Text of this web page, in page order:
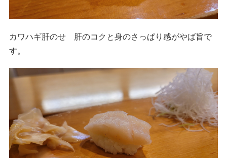
カワハギ肝のせ 肝のコクと身のさっぱり感がやば旨で
す。